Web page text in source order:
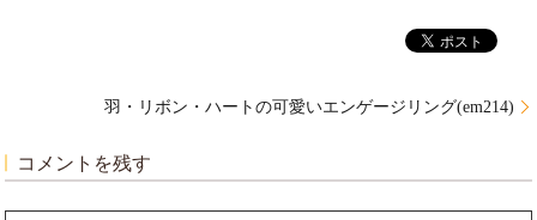
羽・リボン・ハートの可愛いエンゲージリング(em214)
コメントを残す